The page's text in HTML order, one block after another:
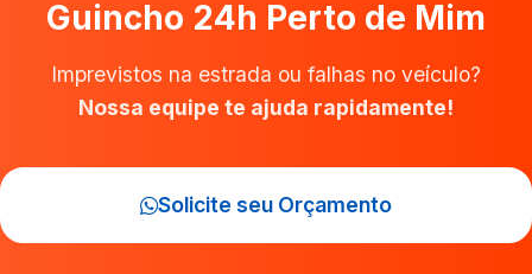
Guincho 24h Perto de Mim
Imprevistos na estrada ou falhas no veículo?
Nossa equipe te ajuda rapidamente!
Solicite seu Orçamento